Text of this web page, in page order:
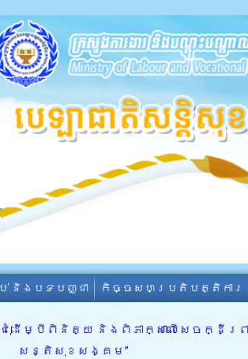
ប់ និងបទបញ្ជា កិច្ចសហប្រតិបត្តិការ
ដើម្បីពិនិត្យ និងពិភាក្សាលើសេចក្
សន្តិសុខសង្គម”